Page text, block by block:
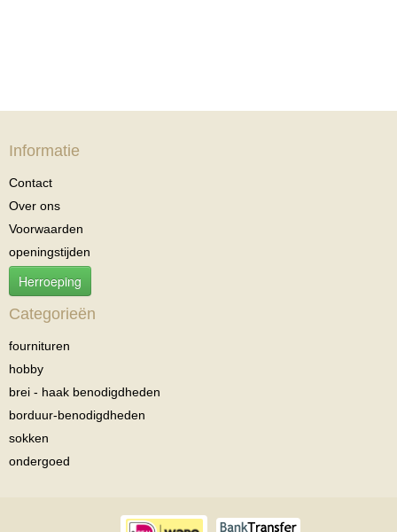
Informatie
Contact
Over ons
Voorwaarden
openingstijden
Herroeping
Categorieën
fournituren
hobby
brei - haak benodigdheden
borduur-benodigdheden
sokken
ondergoed